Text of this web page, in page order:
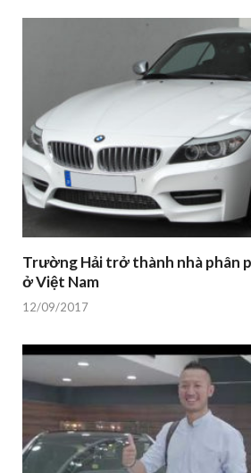
Trường Hải trở thành nhà phân
ở Việt Nam
12/09/2017